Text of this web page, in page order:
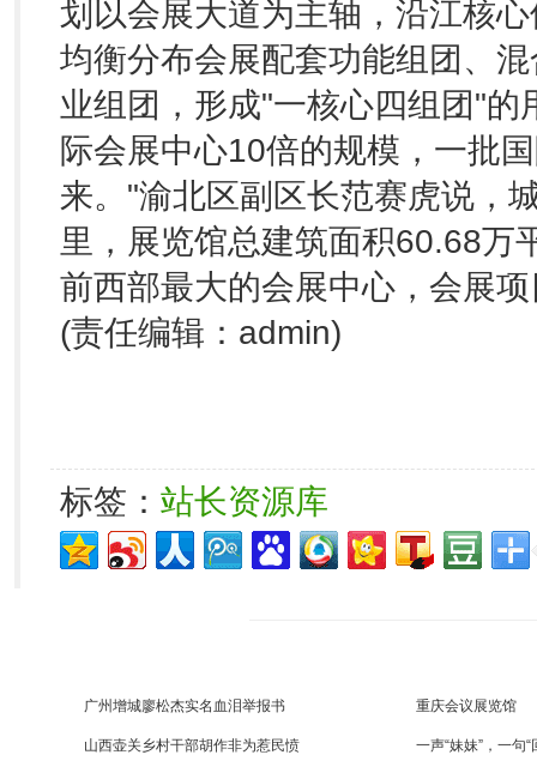
划以会展大道为主轴，沿江核
均衡分布会展配套功能组团、
业组团，形成"一核心四组团"
际会展中心10倍的规模，一批
来。"渝北区副区长范赛虎说，
里，展览馆总建筑面积60.68万
前西部最大的会展中心，会展
(责任编辑：admin)
标签： 站长资源库
广州增城廖松杰实名血泪举报书 重庆会议展览馆
山西壶关乡村干部胡作非为惹民愤 一声“妹妹”，一句“